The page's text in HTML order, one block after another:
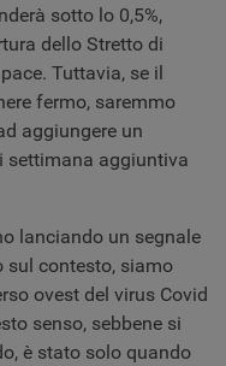
sotto lo 0,5%,
dello Stretto di
Tuttavia, se il
fermo, saremmo
aggiungere un
settimana aggiuntiva
lanciando un segnale
sul contesto, siamo
ovest del virus Covid
senso, sebbene si
è stato solo quando